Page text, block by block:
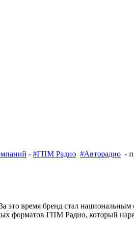
- #ГПМ Радио #Авторадио -
это время бренд стал
форматов ГПМ Радио, который